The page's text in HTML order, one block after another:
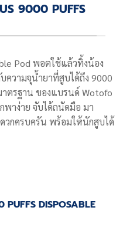
9000 PUFFS
Pod พอตใช้แล้วทิ้งน้อง
ความจุน้ำยาที่สูบได้ถึง 9000
ตรฐาน ของแบรนด์ Wotofo
พาง่าย จับได้ถนัดมือ มา
วกครบครัน พร้อมให้นักสูบได้
DISPOSABLE